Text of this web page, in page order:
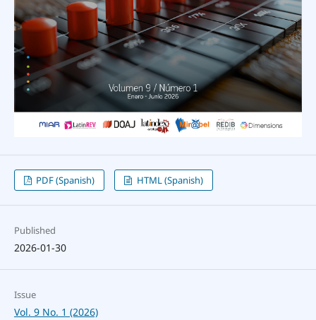
PDF (Spanish) HTML (Spanish)
Published
2026-01-30
Issue
Vol. 9 No. 1 (2026)